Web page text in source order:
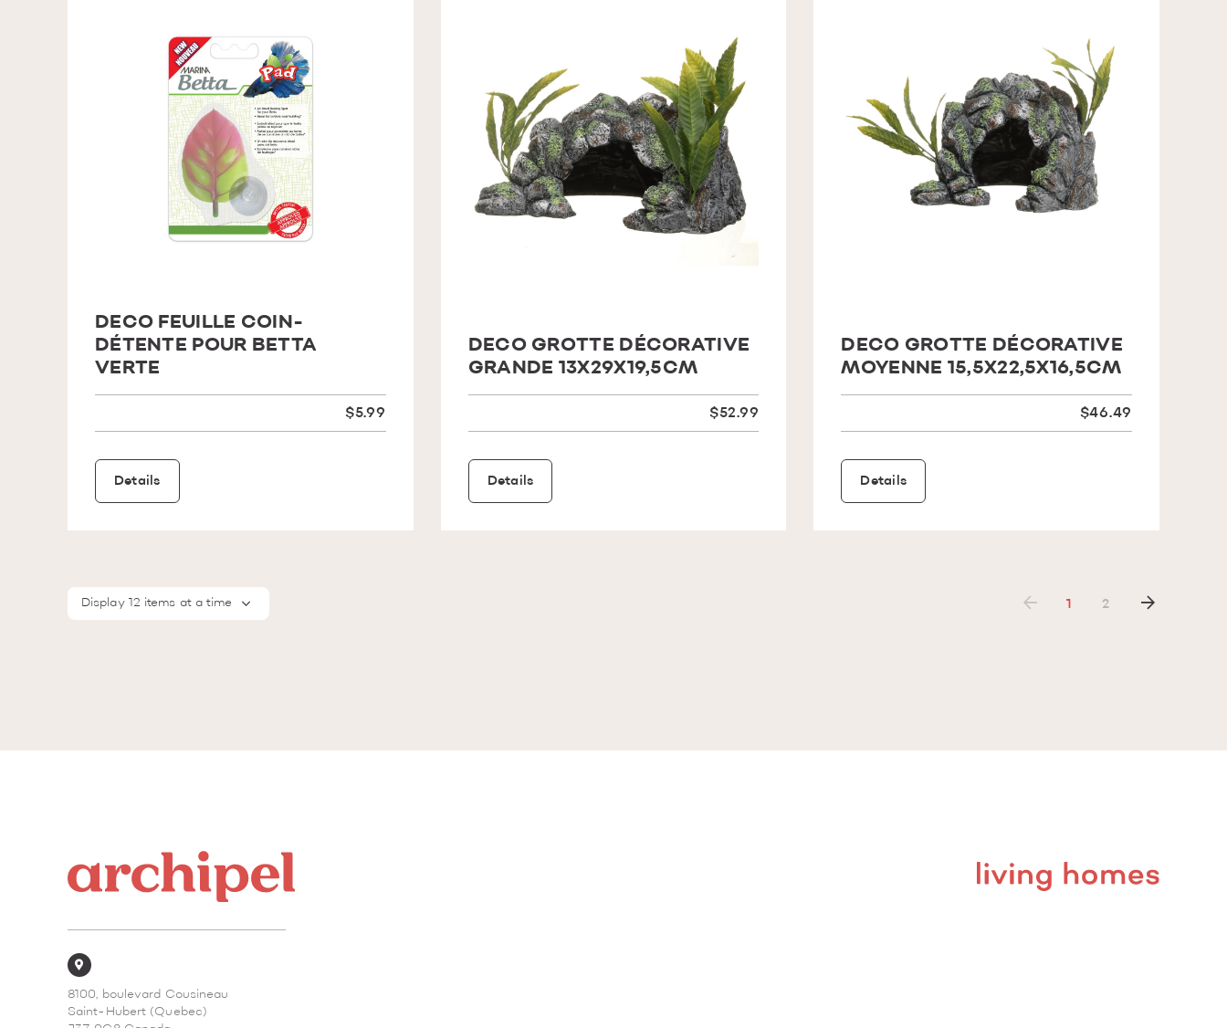
DECO FEUILLE COIN-
DÉTENTE POUR BETTA
VERTE
$5.99
Details
DECO GROTTE DÉCORATIVE
GRANDE 13X29X19,5CM
$52.99
Details
DECO GROTTE DÉCORATIVE
MOYENNE 15,5X22,5X16,5CM
$46.49
Details
Display 12 items at a time 1 2
8100, boulevard Cousineau
Saint-Hubert (Quebec)